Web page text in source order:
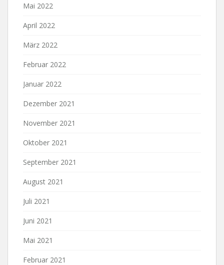
Mai 2022
April 2022
März 2022
Februar 2022
Januar 2022
Dezember 2021
November 2021
Oktober 2021
September 2021
August 2021
Juli 2021
Juni 2021
Mai 2021
Februar 2021